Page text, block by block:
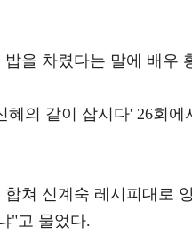
을 차렸다는 말에 배우
의 같이 삽시다' 26회에
쳐 신계숙 레시피대로
"고 물었다.